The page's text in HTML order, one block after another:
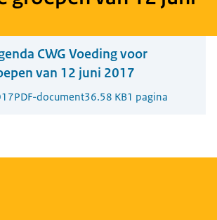
CWG Voeding voor
van 12 juni 2017
PDF-document36.58 KB1 pagina